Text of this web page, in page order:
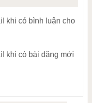
khi có bình luận cho
khi có bài đăng mới